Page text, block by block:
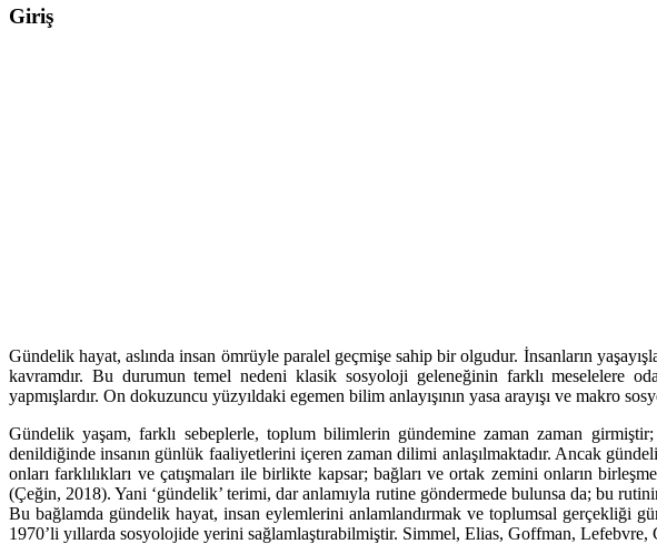
Giriş
Gündelik hayat, aslında insan ömrüyle paralel geçmişe sahip bir olgudur. İnsanların
kavramdır. Bu durumun temel nedeni klasik sosyoloji geleneğinin farklı meselelere
yapmışlardır. On dokuzuncu yüzyıldaki egemen bilim anlayışının yasa arayışı ve makro
Gündelik yaşam, farklı sebeplerle, toplum bilimlerin gündemine zaman zaman
denildiğinde insanın günlük faaliyetlerini içeren zaman dilimi anlaşılmaktadır. Ancak
onları farklılıkları ve çatışmaları ile birlikte kapsar; bağları ve ortak zemini onların
(Çeğin, 2018). Yani ‘gündelik’ terimi, dar anlamıyla rutine göndermede bulunsa da; bu
Bu bağlamda gündelik hayat, insan eylemlerini anlamlandırmak ve toplumsal gerçekliği
1970’li yıllarda sosyolojide yerini sağlamlaştırabilmiştir. Simmel, Elias, Goffman,